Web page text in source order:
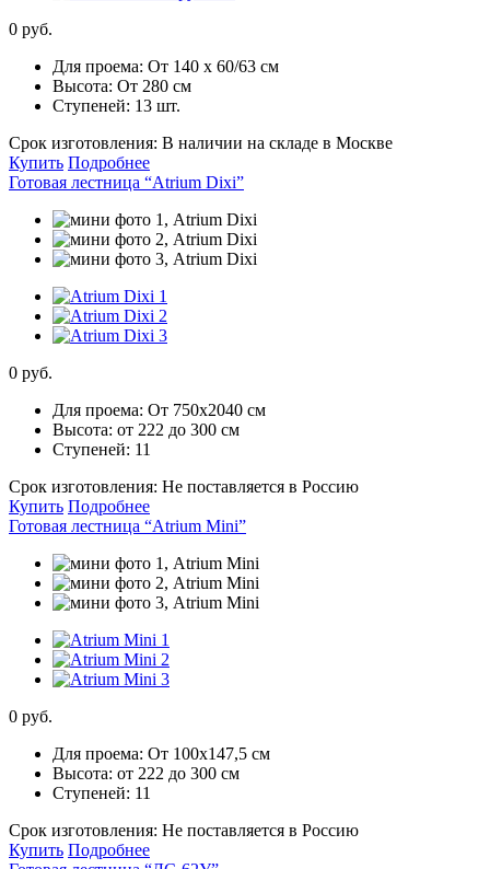
0 руб.
Для проема: От 140 х 60/63 см
Высота: От 280 см
Ступеней: 13 шт.
Срок изготовления: В наличии на складе в Москве
Купить Подробнее
Готовая лестница “Atrium Dixi”
0 руб.
Для проема: От 750х2040 см
Высота: от 222 до 300 см
Ступеней: 11
Срок изготовления: Не поставляется в Россию
Купить Подробнее
Готовая лестница “Atrium Mini”
0 руб.
Для проема: От 100х147,5 см
Высота: от 222 до 300 см
Ступеней: 11
Срок изготовления: Не поставляется в Россию
Купить Подробнее